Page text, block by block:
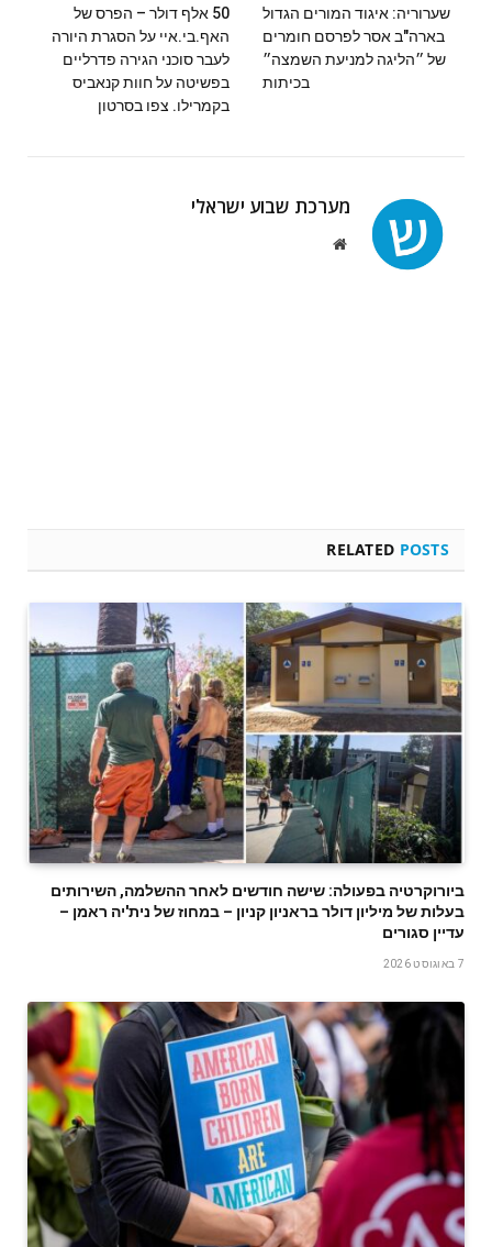
שערוריה: איגוד המורים הגדול
בארה"ב אסר לפרסם חומרים
של ״הליגה למניעת השמצה״
בכיתות
50 אלף דולר – הפרס של
האף.בי.איי על הסגרת היורה
לעבר סוכני הגירה פדרליים
בפשיטה על חוות קנאביס
בקמרילו. צפו בסרטון
מערכת שבוע ישראלי
Website
RELATED POSTS
ביורוקרטיה בפעולה: שישה חודשים לאחר ההשלמה, השירותים
בעלות של מיליון דולר בראניון קניון – במחוז של נית'יה ראמן –
עדיין סגורים
7 באוגוסט 2026